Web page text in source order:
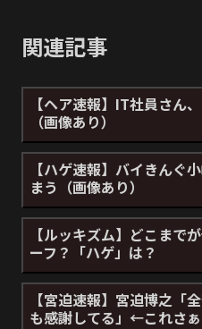
関連記事
【ヘア速報】IT社員さん
（画像あり）
【ハゲ速報】バイきんぐ
まう（画像あり）
【ルッキズム】どこまで
ーフ？「ハゲ」は？
【宮迫速報】宮迫博之「
も感謝してる」←これさぁ